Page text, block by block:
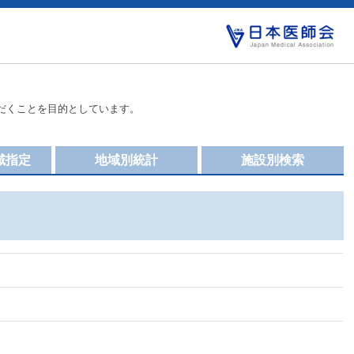
ことを目的としています。
施設別検索
地域別統計
指定